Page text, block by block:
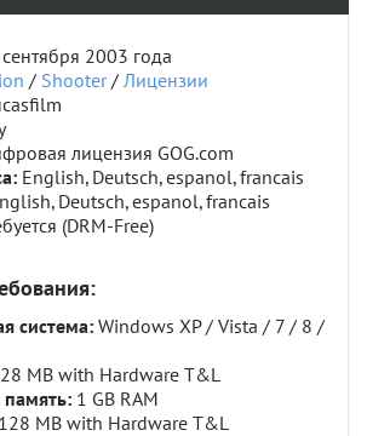
2003 года
/ Shooter/ Лицензии
лицензия GOG.com
English, Deutsch, espanol, francais
Deutsch, espanol, francais
(DRM-Free)
система: Windows XP / Vista / 7 / 8 /
MB with Hardware T&L
1 GB RAM
128 MB with Hardware T&L